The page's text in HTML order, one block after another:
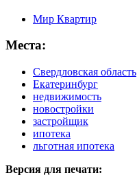
Мир Квартир
Места:
Свердловская область
Екатеринбург
недвижимость
новостройки
застройщик
ипотека
льготная ипотека
Версия для печати: